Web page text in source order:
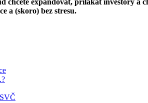
chcete expandovat, přilákat investory a
a (skoro) bez stresu.